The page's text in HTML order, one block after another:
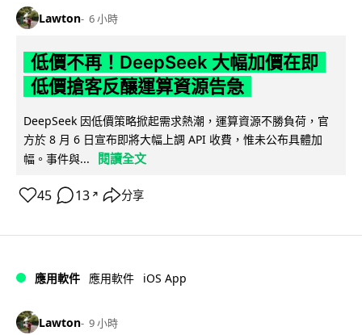
Lawton 6 小時
低價不再！DeepSeek 大幅加價在即
低價搶客反釀運算資源告急
DeepSeek 因低價策略掀起需求熱潮，運算資源不勝負荷，官
方於 8 月 6 日宣布即將大幅上調 API 收費，惟未公布具體加
幅。事件與...
閱讀全文
45 13 ↗ 分享
應用軟件 應用軟件 iOS App
Lawton 9 小時